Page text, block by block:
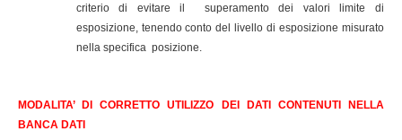
criterio di evitare il superamento dei valori limite di
esposizione, tenendo conto del livello di esposizione misurato
nella specifica posizione.
MODALITA’ DI CORRETTO UTILIZZO DEI DATI CONTENUTI NELLA
BANCA DATI